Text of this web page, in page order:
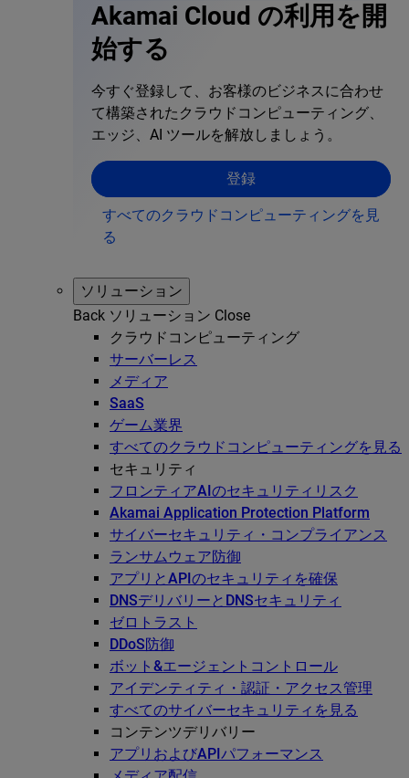
Akamai Cloud の利用を開
始する
今すぐ登録して、お客様のビジネスに合わせ
て構築されたクラウドコンピューティング、
エッジ、AI ツールを解放しましょう。
登録
すべてのクラウドコンピューティングを見
る
ソリューション
Back ソリューション Close
クラウドコンピューティング
サーバーレス
メディア
SaaS
ゲーム業界
すべてのクラウドコンピューティングを見る
セキュリティ
フロンティアAIのセキュリティリスク
Akamai Application Protection Platform
サイバーセキュリティ・コンプライアンス
ランサムウェア防御
アプリとAPIのセキュリティを確保
DNSデリバリーとDNSセキュリティ
ゼロトラスト
DDoS防御
ボット&エージェントコントロール
アイデンティティ・認証・アクセス管理
すべてのサイバーセキュリティを見る
コンテンツデリバリー
アプリおよびAPIパフォーマンス